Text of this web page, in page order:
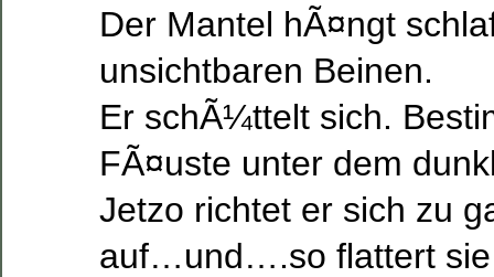
Der Mantel hÃ¤ngt
unsichtbaren Beinen.
Er schÃ¼ttelt sich.
FÃ¤uste unter dem
Jetzo richtet er sich zu
auf…und….so flattert sie